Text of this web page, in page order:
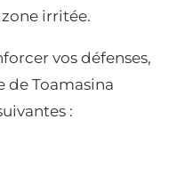
irritée.
vos défenses,
de Toamasina
: